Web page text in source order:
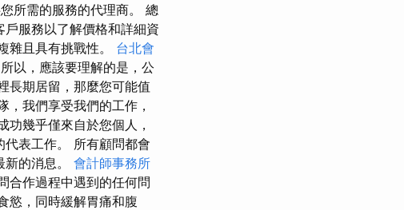
所需的服務的代理商。 總
服務以了解價格和詳細資
雜且具有挑戰性。 台北會
以，應該要理解的是，公
長期居留，那麼您可能值
我們享受我們的工作，
幾乎僅來自於您個人，
表工作。 所有顧問都會
的消息。 會計師事務所
合作過程中遇到的任何問
慾，同時緩解胃痛和腹